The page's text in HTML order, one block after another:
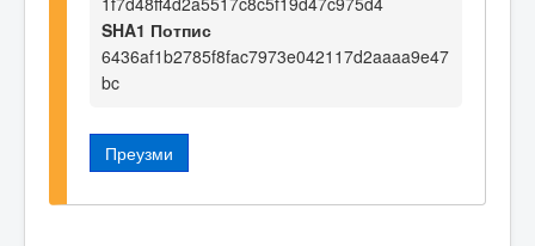
SHA1 Потпис
6436af1b2785f8fac7973e042117d2aaaa9e47
bc
Преузми